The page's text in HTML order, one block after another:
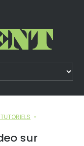
sur